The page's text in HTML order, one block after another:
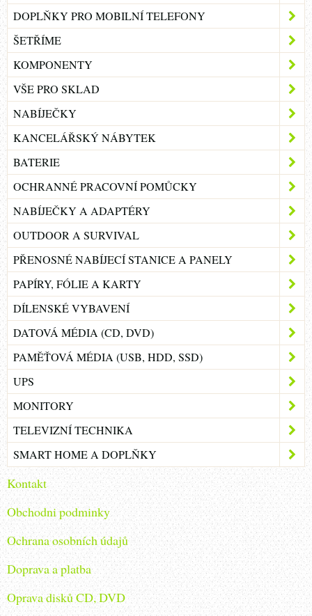
DOPLŇKY PRO MOBILNÍ TELEFONY
ŠETŘÍME
KOMPONENTY
VŠE PRO SKLAD
NABÍJEČKY
KANCELÁŘSKÝ NÁBYTEK
BATERIE
OCHRANNÉ PRACOVNÍ POMŮCKY
NABÍJEČKY A ADAPTÉRY
OUTDOOR A SURVIVAL
PŘENOSNÉ NABÍJECÍ STANICE A PANELY
PAPÍRY, FÓLIE A KARTY
DÍLENSKÉ VYBAVENÍ
DATOVÁ MÉDIA (CD, DVD)
PAMĚŤOVÁ MÉDIA (USB, HDD, SSD)
UPS
MONITORY
TELEVIZNÍ TECHNIKA
SMART HOME A DOPLŇKY
Kontakt
Obchodni podminky
Ochrana osobních údajů
Doprava a platba
Oprava disků CD, DVD